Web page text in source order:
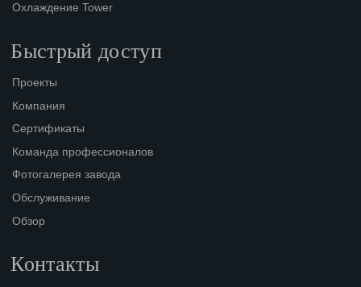
Охлаждение Tower
Быстрый доступ
Проекты
Компания
Сертификаты
Команда профессионалов
Фотогалерея завода
Обслуживание
Обзор
Контакты